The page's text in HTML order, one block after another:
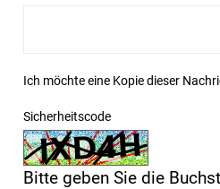
Ich möchte eine Kopie dieser
Sicherheitscode
Bitte geben Sie die